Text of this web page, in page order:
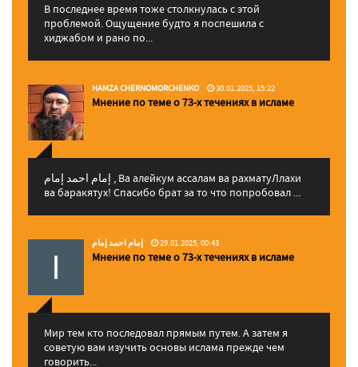
В последнее время тоже столкнулась с этой
проблемой. Ощущение будто я поспешила с
хиджабом и рано по...
HAMZA CHERNOMORCHENKO 30.01.2025, 15:22
Мнение по теме о 73-х течениях в исламе
إمام احمد إمام , Ва алейкум ассалам ва рахматуЛлахи
ва баракятух! Спасибо брат за то что попробовал ...
إمام احمد إمام 29.01.2025, 00:43
Мнение по теме о 73-х течениях в исламе
Мир тем кто последовал прямым путем. А затем я
советую вам изучить основы ислама прежде чем
говорить...